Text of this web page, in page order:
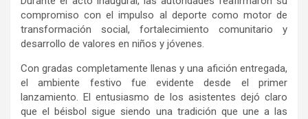
compromiso con el impulso al deporte como motor de
transformación social, fortalecimiento comunitario y
desarrollo de valores en niños y jóvenes.
Con gradas completamente llenas y una afición entregada,
el ambiente festivo fue evidente desde el primer
lanzamiento. El entusiasmo de los asistentes dejó claro
que el béisbol sigue siendo una tradición que une a las